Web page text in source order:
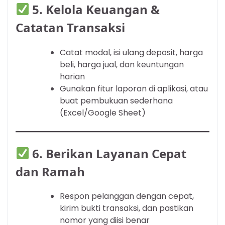
5. Kelola Keuangan &
Catatan Transaksi
Catat modal, isi ulang deposit, harga
beli, harga jual, dan keuntungan
harian
Gunakan fitur laporan di aplikasi, atau
buat pembukuan sederhana
(Excel/Google Sheet)
6. Berikan Layanan Cepat
dan Ramah
Respon pelanggan dengan cepat,
kirim bukti transaksi, dan pastikan
nomor yang diisi benar